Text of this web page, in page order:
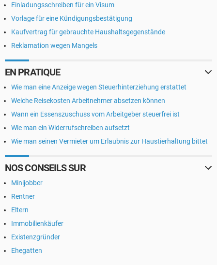
Einladungsschreiben für ein Visum
Vorlage für eine Kündigungsbestätigung
Kaufvertrag für gebrauchte Haushaltsgegenstände
Reklamation wegen Mangels
EN PRATIQUE
Wie man eine Anzeige wegen Steuerhinterziehung erstattet
Welche Reisekosten Arbeitnehmer absetzen können
Wann ein Essenszuschuss vom Arbeitgeber steuerfrei ist
Wie man ein Widerrufschreiben aufsetzt
Wie man seinen Vermieter um Erlaubnis zur Haustierhaltung bittet
NOS CONSEILS SUR
Minijobber
Rentner
Eltern
Immobilienkäufer
Existenzgründer
Ehegatten